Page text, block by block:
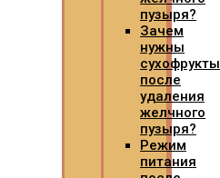
пузыря?
Зачем
нужны
сухофрукты
после
удаления
желчного
пузыря?
Режим
питания